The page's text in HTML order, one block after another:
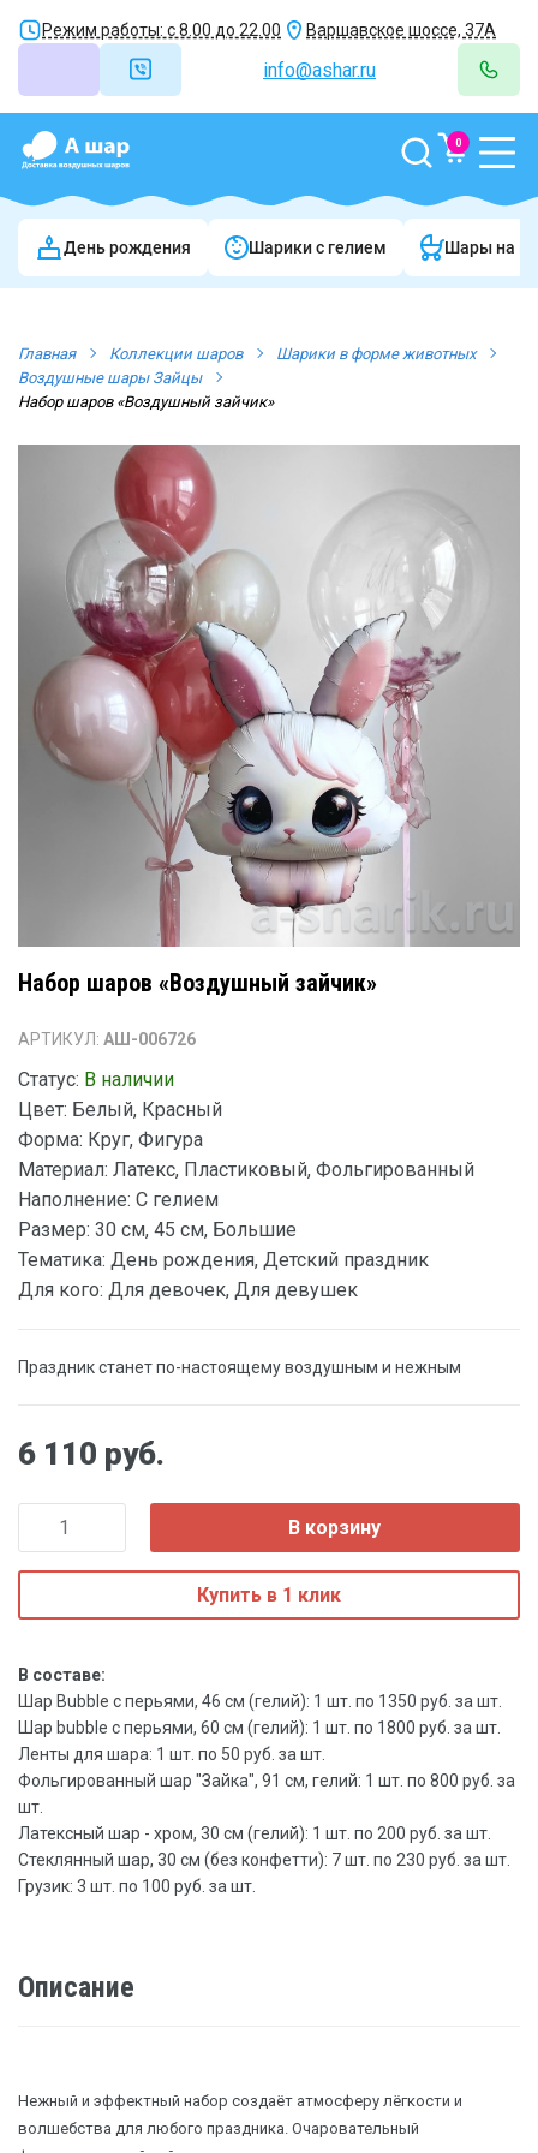
Режим работы: с 8.00 до 22.00 Варшавское шоссе, 37А
info@ashar.ru
0
День рождения Шарики c гелием Шары на
Главная Коллекции шаров
Шарики в форме животных
Воздушные шары Зайцы
Набор шаров «Воздушный зайчик»
Набор шаров «Воздушный зайчик»
АРТИКУЛ: АШ-006726
Статус: В наличии
Цвет: Белый, Красный
Форма: Круг, Фигура
Материал: Латекс, Пластиковый, Фольгированный
Наполнение: С гелием
Размер: 30 см, 45 см, Большие
Тематика: День рождения, Детский праздник
Для кого: Для девочек, Для девушек
Праздник станет по-настоящему воздушным и нежным
6 110 руб.
В корзину
Купить в 1 клик
В составе:
Шар Bubble с перьями, 46 см (гелий): 1 шт. по 1350 руб. за шт.
Шар bubble с перьями, 60 см (гелий): 1 шт. по 1800 руб. за шт.
Ленты для шара: 1 шт. по 50 руб. за шт.
Фольгированный шар "Зайка", 91 см, гелий: 1 шт. по 800 руб. за
шт.
Латексный шар - хром, 30 см (гелий): 1 шт. по 200 руб. за шт.
Стеклянный шар, 30 см (без конфетти): 7 шт. по 230 руб. за шт.
Грузик: 3 шт. по 100 руб. за шт.
Описание
Нежный и эффектный набор создаёт атмосферу лёгкости и
волшебства для любого праздника. Очаровательный